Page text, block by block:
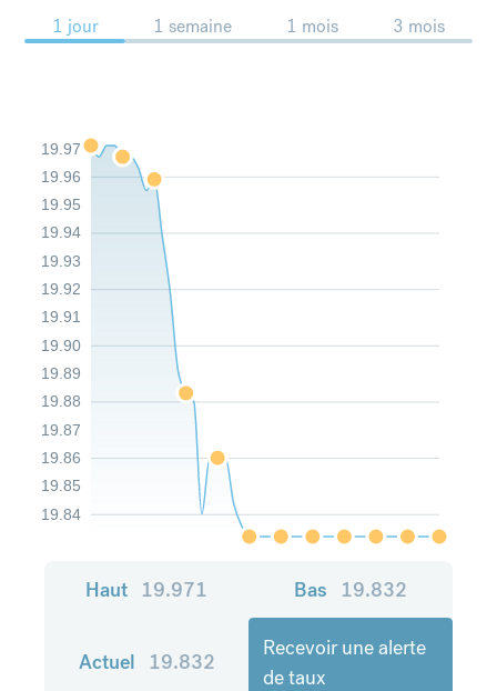
1 jour 1 semaine 1 mois 3 mois
19.84
19.85
19.86
19.87
19.88
19.89
19.90
19.91
19.92
19.93
19.94
19.95
19.96
19.97
Haut 19.971 Bas 19.832
Actuel 19.832
Recevoir une alerte
de taux